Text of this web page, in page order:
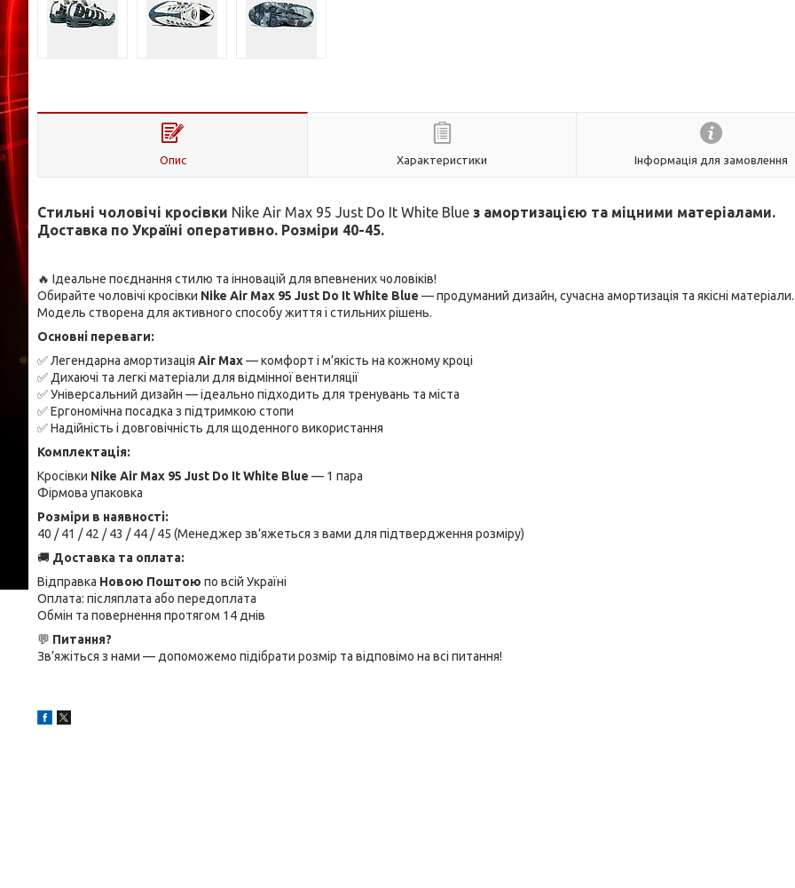
Опис Характеристики Інформація для замовлення
Стильні чоловічі кросівки Nike Air Max 95 Just Do It White Blue з амортизацією та міцними матеріалами.
Доставка по Україні оперативно. Розміри 40-45.
🔥 Ідеальне поєднання стилю та інновацій для впевнених чоловіків!
Обирайте чоловічі кросівки Nike Air Max 95 Just Do It White Blue — продуманий дизайн, сучасна амортизація та якісні матеріали.
Модель створена для активного способу життя і стильних рішень.
Основні переваги:
✅ Легендарна амортизація Air Max— комфорт і м’якість на кожному кроці
✅ Дихаючі та легкі матеріали для відмінної вентиляції
✅ Універсальний дизайн — ідеально підходить для тренувань та міста
✅ Ергономічна посадка з підтримкою стопи
✅ Надійність і довговічність для щоденного використання
Комплектація:
Кросівки Nike Air Max 95 Just Do It White Blue — 1 пара
Фірмова упаковка
Розміри в наявності:
40 / 41 / 42 / 43 / 44 / 45 (Менеджер зв’яжеться з вами для підтвердження розміру)
🚚 Доставка та оплата:
Відправка Новою Поштою по всій Україні
Оплата: післяплата або передоплата
Обмін та повернення протягом 14 днів
💬 Питання?
Зв’яжіться з нами — допоможемо підібрати розмір та відповімо на всі питання!